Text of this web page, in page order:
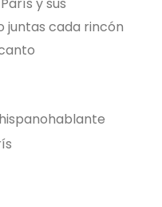
juntas cada rincón